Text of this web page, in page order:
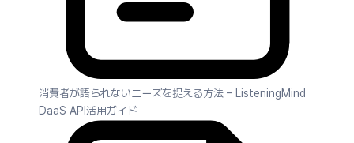
消費者が語られないニーズを捉える方法 – ListeningMind
DaaS API活用ガイド